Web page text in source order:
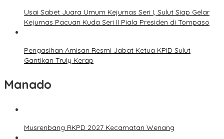
Usai Sabet Juara Umum Kejurnas Seri I, Sulut Siap Gelar
Kejurnas Pacuan Kuda Seri II Piala Presiden di Tompaso
Pengasihan Amisan Resmi Jabat Ketua KPID Sulut
Gantikan Truly Kerap
Manado
Musrenbang RKPD 2027 Kecamatan Wenang